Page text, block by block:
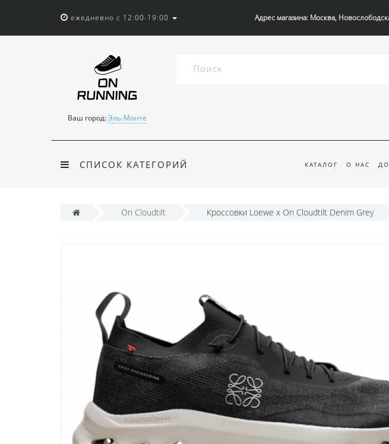
ежедневно с 12:00-19:00 Адрес магазина: Москва,
Ваш город:Эль-Монте
СПИСОК КАТЕГОРИЙ КАТАЛОГ О НАС
On Cloudtilt Кроссовки Loewe x On Cloudtilt Denim Grey